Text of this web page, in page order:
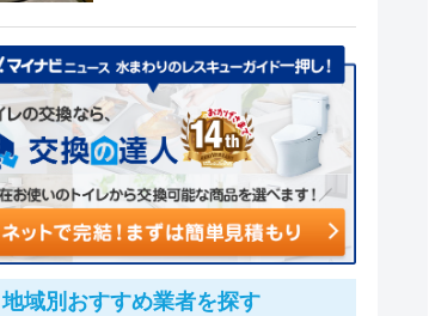
地域別おすすめ業者を探す